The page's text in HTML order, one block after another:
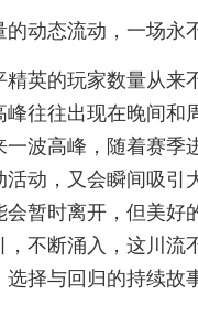
的动态流动，一场永
精英的玩家数量从来
峰往往出现在晚间和
一波高峰，随着赛季
活动，又会瞬间吸引
会暂时离开，但美好
，不断涌入，这川流
择与回归的持续故